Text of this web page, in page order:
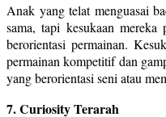
Anak yang telat menguasai
sama, tapi kesukaan
berorientasi permainan.
permainan kompetitif dan
yang berorientasi seni atau
7. Curiosity Terarah